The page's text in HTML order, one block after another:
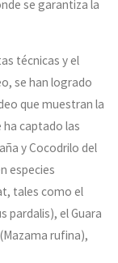
se garantiza la
técnicas y el
se han logrado
que muestran la
ha captado las
y Cocodrilo del
especies
tales como el
pardalis), el Guara
rufina),